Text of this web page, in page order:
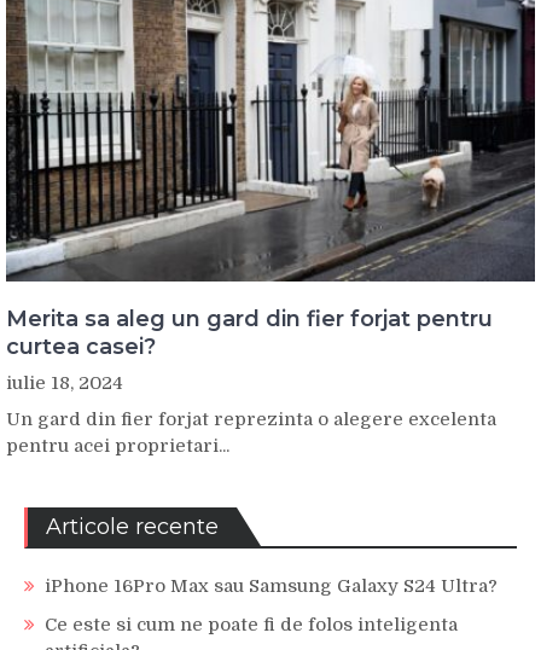
Merita sa aleg un gard din fier forjat pentru
curtea casei?
iulie 18, 2024
Un gard din fier forjat reprezinta o alegere excelenta
pentru acei proprietari...
Articole recente
iPhone 16Pro Max sau Samsung Galaxy S24 Ultra?
Ce este si cum ne poate fi de folos inteligenta